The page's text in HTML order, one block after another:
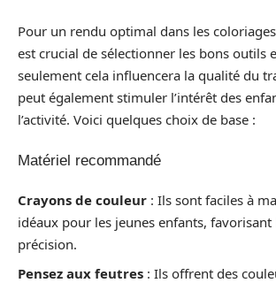
Pour un rendu optimal dans les coloriages
est crucial de sélectionner les bons outils
seulement cela influencera la qualité du
peut également stimuler l’intérêt des
l’activité. Voici quelques choix de base :
Matériel recommandé
Crayons de couleur : Ils sont faciles à
idéaux pour les jeunes enfants,
précision.
Pensez aux feutres : Ils offrent des